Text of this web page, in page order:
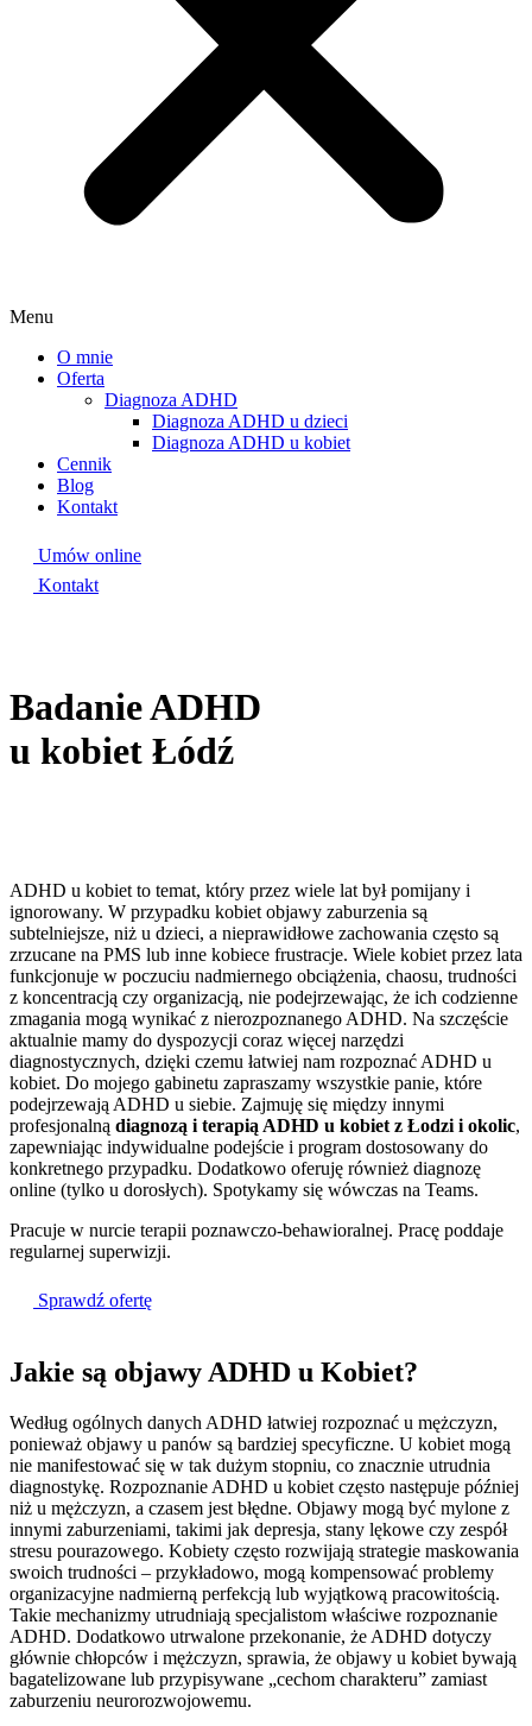
Menu
O mnie
Oferta
Diagnoza ADHD
Diagnoza ADHD u dzieci
Diagnoza ADHD u kobiet
Cennik
Blog
Kontakt
Umów online
Kontakt
Badanie ADHD
u kobiet Łódź
ADHD u kobiet to temat, który przez wiele lat był pomijany i
ignorowany. W przypadku kobiet objawy zaburzenia są
subtelniejsze, niż u dzieci, a nieprawidłowe zachowania często są
zrzucane na PMS lub inne kobiece frustracje. Wiele kobiet przez lata
funkcjonuje w poczuciu nadmiernego obciążenia, chaosu, trudności
z koncentracją czy organizacją, nie podejrzewając, że ich codzienne
zmagania mogą wynikać z nierozpoznanego ADHD. Na szczęście
aktualnie mamy do dyspozycji coraz więcej narzędzi
diagnostycznych, dzięki czemu łatwiej nam rozpoznać ADHD u
kobiet. Do mojego gabinetu zapraszamy wszystkie panie, które
podejrzewają ADHD u siebie. Zajmuję się między innymi
profesjonalną diagnozą i terapią ADHD u kobiet z Łodzi i okolic,
zapewniając indywidualne podejście i program dostosowany do
konkretnego przypadku. Dodatkowo oferuję również diagnozę
online (tylko u dorosłych). Spotykamy się wówczas na Teams.
Pracuje w nurcie terapii poznawczo-behawioralnej. Pracę poddaje
regularnej superwizji.
Sprawdź ofertę
Jakie są objawy ADHD u Kobiet?
Według ogólnych danych ADHD łatwiej rozpoznać u mężczyzn,
ponieważ objawy u panów są bardziej specyficzne. U kobiet mogą
nie manifestować się w tak dużym stopniu, co znacznie utrudnia
diagnostykę. Rozpoznanie ADHD u kobiet często następuje później
niż u mężczyzn, a czasem jest błędne. Objawy mogą być mylone z
innymi zaburzeniami, takimi jak depresja, stany lękowe czy zespół
stresu pourazowego. Kobiety często rozwijają strategie maskowania
swoich trudności – przykładowo, mogą kompensować problemy
organizacyjne nadmierną perfekcją lub wyjątkową pracowitością.
Takie mechanizmy utrudniają specjalistom właściwe rozpoznanie
ADHD. Dodatkowo utrwalone przekonanie, że ADHD dotyczy
głównie chłopców i mężczyzn, sprawia, że objawy u kobiet bywają
bagatelizowane lub przypisywane „cechom charakteru” zamiast
zaburzeniu neurorozwojowemu.